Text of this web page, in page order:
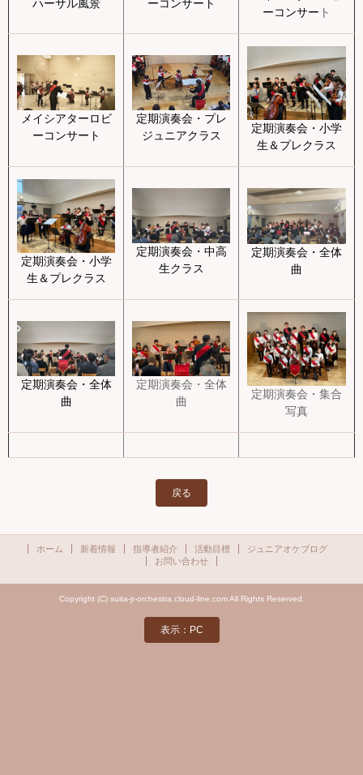
ハーサル風景
ーコンサート
ーコンサー ト
メイシアターロビ
ーコンサート
定期演奏会・プレ
ジュニアクラス
定期演奏会・小学
生＆プレクラス
定期演奏会・小学
生＆プレクラス
定期演奏会・中高
生クラス
定期演奏会・全体
曲
定期演奏会・全体
曲
定期演奏会・全体
曲
定期演奏会・集合
写真
戻る
ホーム 新着情報 指導者紹介 活動目標
ジュニアオケブログ
お問い合わせ
Copyright (C) suita-jr-orchestra.cloud-line.com All Rights Reserved.
表示：PC